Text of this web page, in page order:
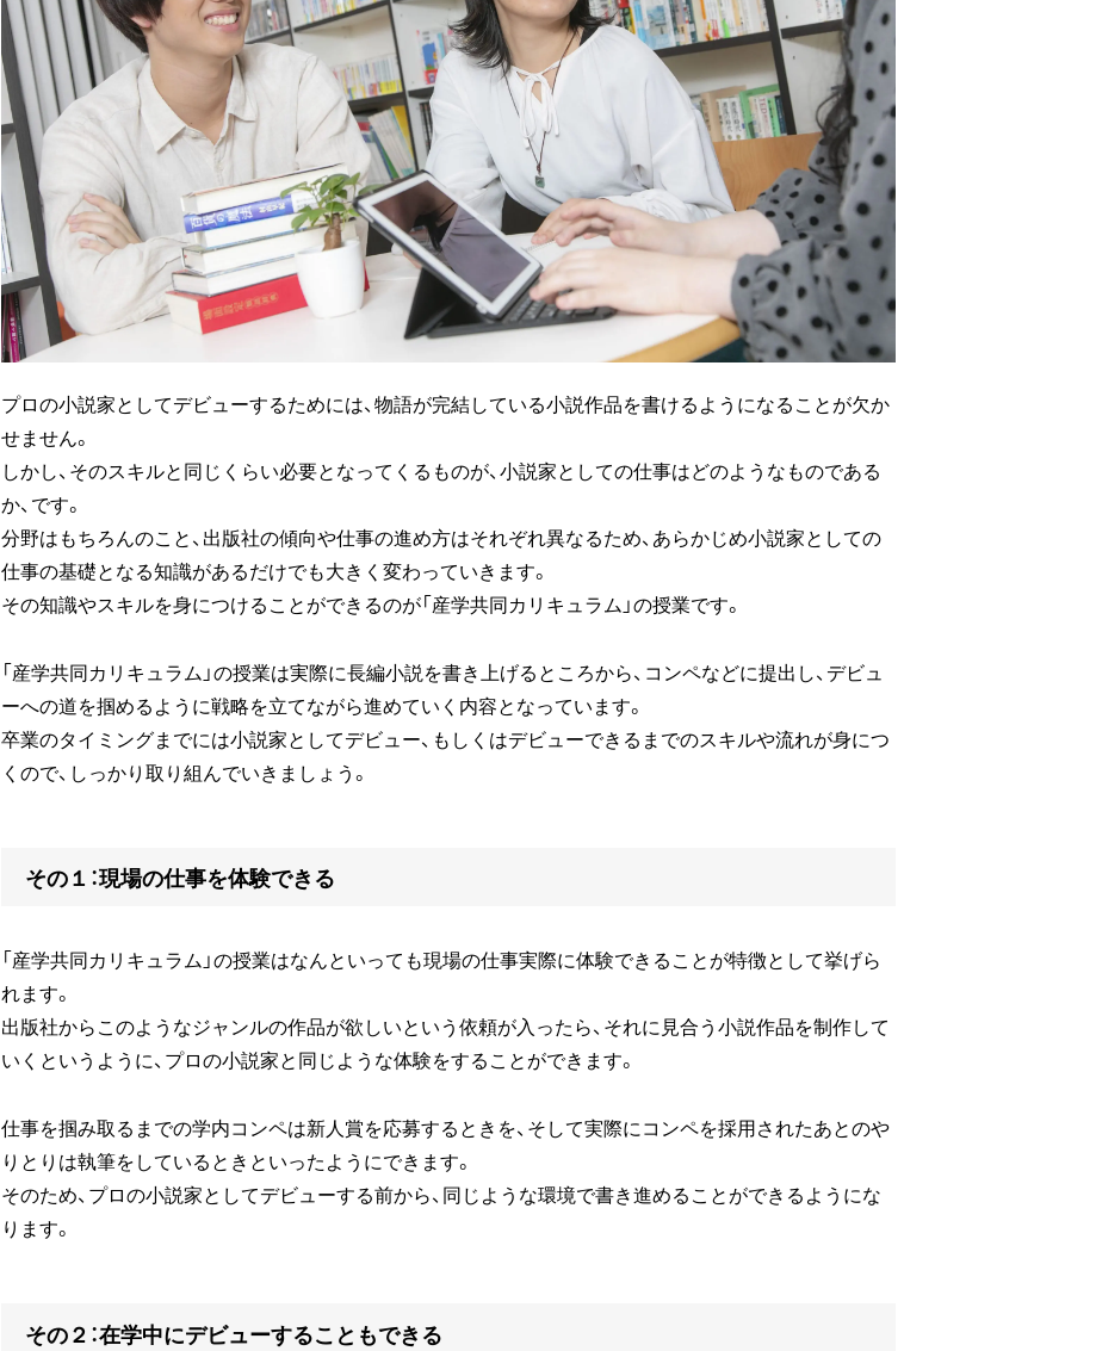
プロの小説家としてデビューするためには、物語が完結している小説作品を書けるようになることが欠か
せません。
しかし、そのスキルと同じくらい必要となってくるものが、小説家としての仕事はどのようなものである
か、です。
分野はもちろんのこと、出版社の傾向や仕事の進め方はそれぞれ異なるため、あらかじめ小説家としての
仕事の基礎となる知識があるだけでも大きく変わっていきます。
その知識やスキルを身につけることができるのが「産学共同カリキュラム」の授業です。
「産学共同カリキュラム」の授業は実際に長編小説を書き上げるところから、コンペなどに提出し、デビュ
ーへの道を掴めるように戦略を立てながら進めていく内容となっています。
卒業のタイミングまでには小説家としてデビュー、もしくはデビューできるまでのスキルや流れが身につ
くので、しっかり取り組んでいきましょう。
その１：現場の仕事を体験できる
「産学共同カリキュラム」の授業はなんといっても現場の仕事実際に体験できることが特徴として挙げら
れます。
出版社からこのようなジャンルの作品が欲しいという依頼が入ったら、それに見合う小説作品を制作して
いくというように、プロの小説家と同じような体験をすることができます。
仕事を掴み取るまでの学内コンペは新人賞を応募するときを、そして実際にコンペを採用されたあとのや
りとりは執筆をしているときといったようにできます。
そのため、プロの小説家としてデビューする前から、同じような環境で書き進めることができるようにな
ります。
その２：在学中にデビューすることもできる